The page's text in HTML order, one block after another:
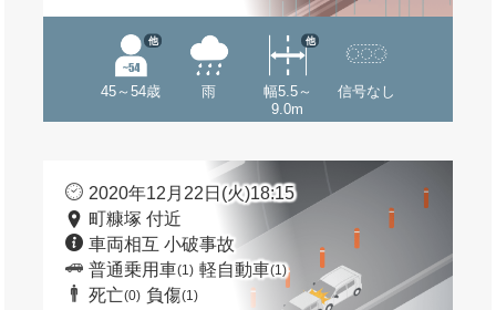
45～54歳
他
雨
幅5.5～
9.0m
他
信号なし
2020年12月22日(火)18:15
町糠塚 付近
車両相互 小破事故
普通乗用車(1) 軽自動車(1)
死亡(0) 負傷(1)